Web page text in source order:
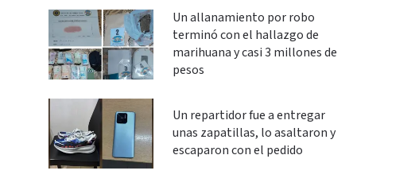
Un allanamiento por robo
terminó con el hallazgo de
marihuana y casi 3 millones de
pesos
Un repartidor fue a entregar
unas zapatillas, lo asaltaron y
escaparon con el pedido